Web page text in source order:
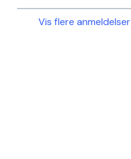
Vis flere anmeldelser